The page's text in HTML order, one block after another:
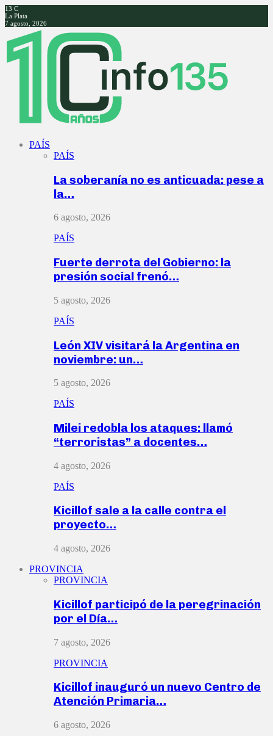
13 C
La Plata
7 agosto, 2026
Facebook
Twitter
Instagram
Youtube
PAÍS
PAÍS
La soberanía no es anticuada: pese a
la…
6 agosto, 2026
PAÍS
Fuerte derrota del Gobierno: la
presión social frenó…
5 agosto, 2026
PAÍS
León XIV visitará la Argentina en
noviembre: un…
5 agosto, 2026
PAÍS
Milei redobla los ataques: llamó
“terroristas” a docentes…
4 agosto, 2026
PAÍS
Kicillof sale a la calle contra el
proyecto…
4 agosto, 2026
PROVINCIA
PROVINCIA
Kicillof participó de la peregrinación
por el Día…
7 agosto, 2026
PROVINCIA
Kicillof inauguró un nuevo Centro de
Atención Primaria…
6 agosto, 2026